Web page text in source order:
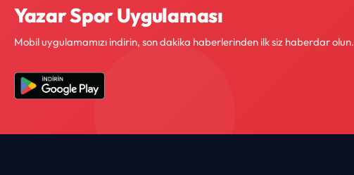
Yazar Spor Uygulaması
Mobil uygulamamızı indirin, son dakika haberlerinden ilk siz haberdar olun.